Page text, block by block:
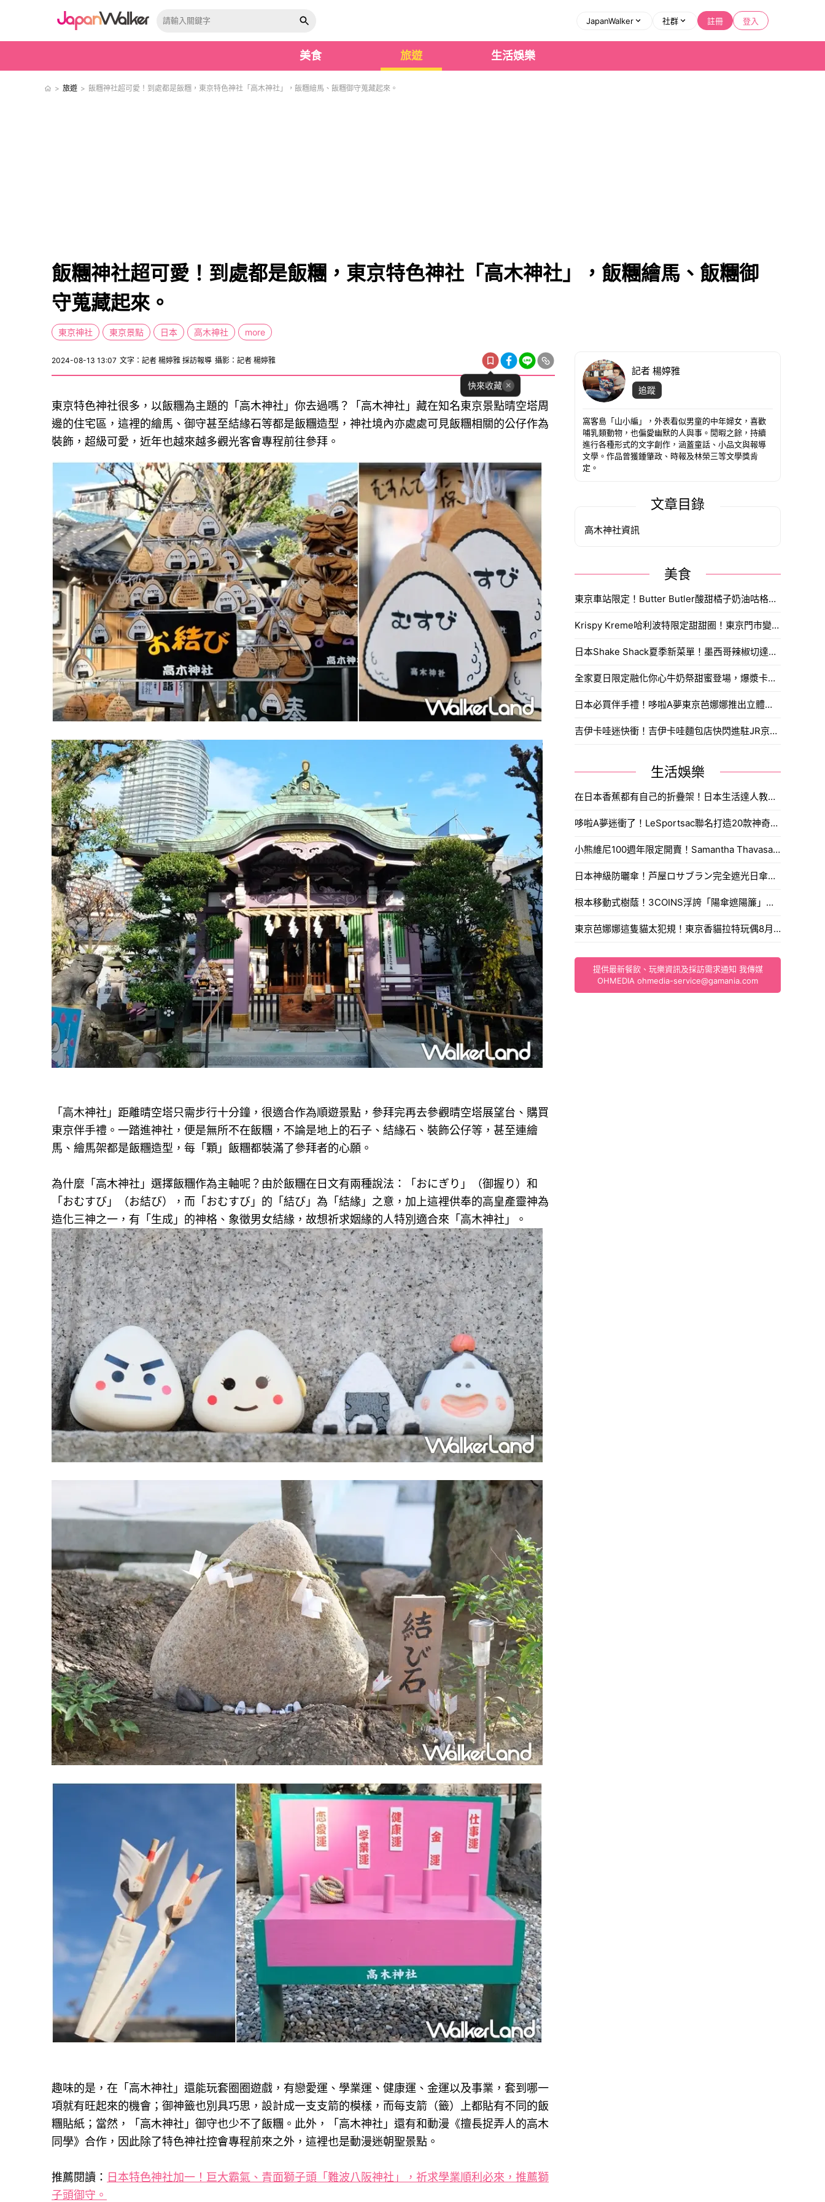
JapanWalker 社群 註冊 登入
美食 旅遊 生活娛樂
> 旅遊 > 飯糰神社超可愛！到處都是飯糰，東京特色神社「高木神社」，飯糰繪馬、飯糰御守蒐藏起來。
飯糰神社超可愛！到處都是飯糰，東京特色神社「高木神社」，飯糰繪馬、飯糰御
守蒐藏起來。
東京神社 東京景點 日本 高木神社 more
2024-08-13 13:07 文字：記者 楊婷雅 採訪報導 攝影：記者 楊婷雅
快來收藏
東京特色神社很多，以飯糰為主題的「高木神社」你去過嗎？「高木神社」藏在知名東京景點晴空塔周
邊的住宅區，這裡的繪馬、御守甚至結緣石等都是飯糰造型，神社境內亦處處可見飯糰相關的公仔作為
裝飾，超級可愛，近年也越來越多觀光客會專程前往參拜。
「高木神社」距離晴空塔只需步行十分鐘，很適合作為順遊景點，參拜完再去參觀晴空塔展望台、購買
東京伴手禮。一踏進神社，便是無所不在飯糰，不論是地上的石子、結緣石、裝飾公仔等，甚至連繪
馬、繪馬架都是飯糰造型，每「顆」飯糰都裝滿了參拜者的心願。
為什麼「高木神社」選擇飯糰作為主軸呢？由於飯糰在日文有兩種說法：「おにぎり」（御握り）和
「おむすび」（お結び），而「おむすび」的「結び」為「結緣」之意，加上這裡供奉的高皇產靈神為
造化三神之一，有「生成」的神格、象徵男女結緣，故想祈求姻緣的人特別適合來「高木神社」。
趣味的是，在「高木神社」還能玩套圈圈遊戲，有戀愛運、學業運、健康運、金運以及事業，套到哪一
項就有旺起來的機會；御神籤也別具巧思，設計成一支支箭的模樣，而每支箭（籤）上都貼有不同的飯
糰貼紙；當然，「高木神社」御守也少不了飯糰。此外，「高木神社」還有和動漫《擅長捉弄人的高木
同學》合作，因此除了特色神社控會專程前來之外，這裡也是動漫迷朝聖景點。
推薦閱讀： 日本特色神社加一！巨大霸氣、青面獅子頭「難波八阪神社」，祈求學業順利必來，推薦獅
子頭御守。
記者 楊婷雅
追蹤
窩客島「山小編」，外表看似男童的中年婦女，喜歡
哺乳類動物，也偏愛幽默的人與事。閒暇之餘，持續
進行各種形式的文字創作，涵蓋童話、小品文與報導
文學。作品曾獲鍾肇政、時報及林榮三等文學獎肯
定。
文章目錄
高木神社資訊
美食
東京車站限定！Butter Butler酸甜橘子奶油咕格霍夫搶先開賣，奶油控日本自由行必買伴手禮。
Krispy Kreme哈利波特限定甜甜圈！東京門市變身9又4分之3月台，鐵粉今天就訂機票。
日本Shake Shack夏季新菜單！墨西哥辣椒切達牛肉堡搭鮮榨酪梨奶昔，台灣人敲碗想吃。
全家夏日限定融化你心牛奶祭甜蜜登場，爆漿卡士達泡芙、雪糕界的香濃天花板與經典可以吃的牧場冰品，打造盛夏最純粹的沁涼救贖。
日本必買伴手禮！哆啦A夢東京芭娜娜推出立體浮雕鐵盒，搶購攻略與購買通路一次看。
吉伊卡哇迷快衝！吉伊卡哇麵包店快閃進駐JR京都站，京都限定焦糖生八橋與獨家玩偶必搶。
生活娛樂
在日本香蕉都有自己的折疊架！日本生活達人教你多一步驟多放一星期。
哆啦A夢迷衝了！LeSportsac聯名打造20款神奇道具包，時光機透明包與東京表参道快閃店搶先看。
小熊維尼100週年限定開賣！Samantha Thavasa推出懷舊刺繡包與蜂蜜寶石吊飾，搶購攻略一次看。
日本神級防曬傘！芦屋ロサブラン完全遮光日傘推新色蜜桃柔粉，體感降溫11度涼爽迎夏。
根本移動式樹蔭！3COINS浮誇「陽傘遮陽簾」爆紅，遮光率99.9%連手肘都能完美防曬。
東京芭娜娜這隻貓太犯規！東京香貓拉特玩偶8月1日開賣入手通路售價大公開。
提供最新餐飲、玩樂資訊及採訪需求通知 我傳媒
OHMEDIA ohmedia-service@gamania.com